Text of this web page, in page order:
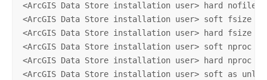
<ArcGIS Data Store installation user> hard
<ArcGIS Data Store installation user> soft fsize
<ArcGIS Data Store installation user> hard fsize
<ArcGIS Data Store installation user> soft nproc
<ArcGIS Data Store installation user> hard nproc
<ArcGIS Data Store installation user> soft as